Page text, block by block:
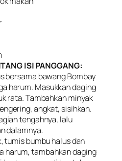
ISI PANGGANG:
bersama bawang Bombay
harum. Masukkan daging
rata. Tambahkan minyak
angkat, sisihkan.
tengahnya, lalu
dalamnya.
tumis bumbu halus dan
harum, tambahkan daging